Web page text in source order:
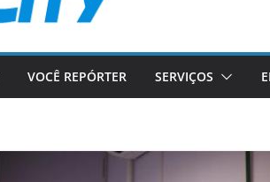
VOCÊ REPÓRTER SERVIÇOS